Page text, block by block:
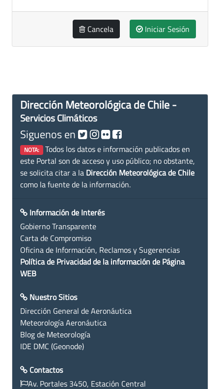
Cancela Iniciar Sesión
Dirección Meteorológica de Chile -
Servicios Climáticos
Siguenos en
NOTA: Todos los datos e información publicados en
este Portal son de acceso y uso público; no obstante,
se solicita citar a la Dirección Meteorológica de Chile
como la fuente de la información.
Información de Interés
Gobierno Transparente
Carta de Compromiso
Oficina de Información, Reclamos y Sugerencias
Política de Privacidad de la información de Página
WEB
Nuestro Sitios
Dirección General de Aeronáutica
Meteorología Aeronáutica
Blog de Meteorología
IDE DMC (Geonode)
Contactos
Av. Portales 3450, Estación Central